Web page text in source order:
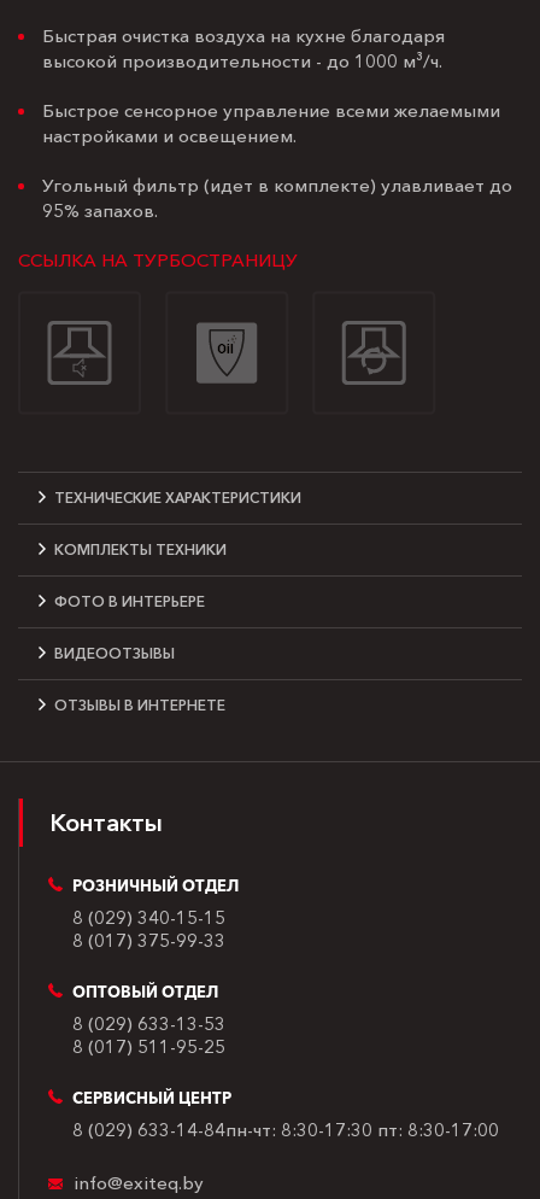
Быстрая очистка воздуха на кухне благодаря
высокой производительности - до 1000 м³/ч.
Быстрое сенсорное управление всеми желаемыми
настройками и освещением.
Угольный фильтр (идет в комплекте) улавливает до
95% запахов.
ССЫЛКА НА ТУРБОСТРАНИЦУ
ТЕХНИЧЕСКИЕ ХАРАКТЕРИСТИКИ
КОМПЛЕКТЫ ТЕХНИКИ
ФОТО В ИНТЕРЬЕРЕ
ВИДЕООТЗЫВЫ
ОТЗЫВЫ В ИНТЕРНЕТЕ
Контакты
РОЗНИЧНЫЙ ОТДЕЛ
8 (029) 340-15-15
8 (017) 375-99-33
ОПТОВЫЙ ОТДЕЛ
8 (029) 633-13-53
8 (017) 511-95-25
СЕРВИСНЫЙ ЦЕНТР
8 (029) 633-14-84пн-чт: 8:30-17:30 пт: 8:30-17:00
info@exiteq.by